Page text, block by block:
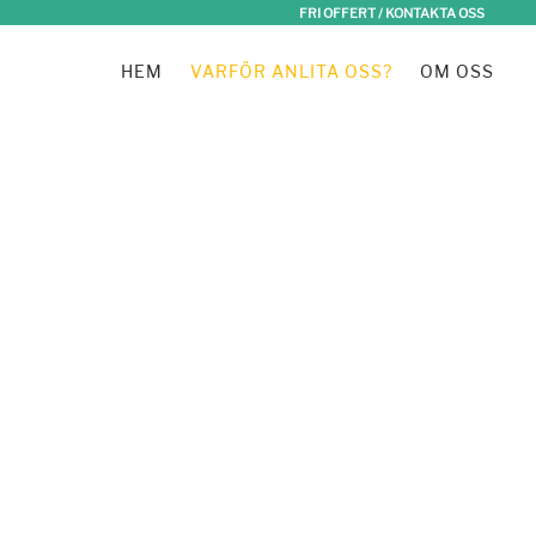
FRI OFFERT / KONTAKTA OSS
HEM VARFÖR ANLITA OSS? OM OSS